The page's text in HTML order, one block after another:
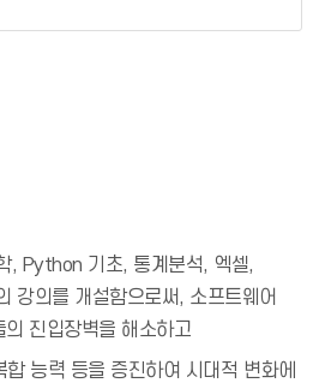
, Python 기초, 통계분석, 엑셀,
강의를 개설함으로써, 소프트웨어
진입장벽을 해소하고
능력 등을 증진하여 시대적 변화에